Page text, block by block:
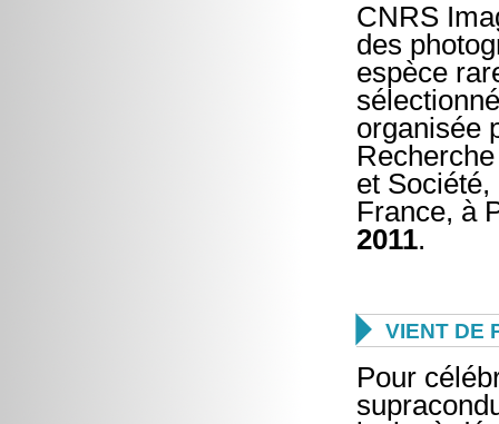
CNRS
des
espèce
organisée
et
France, à
2011.
 VIENT DE
Pour